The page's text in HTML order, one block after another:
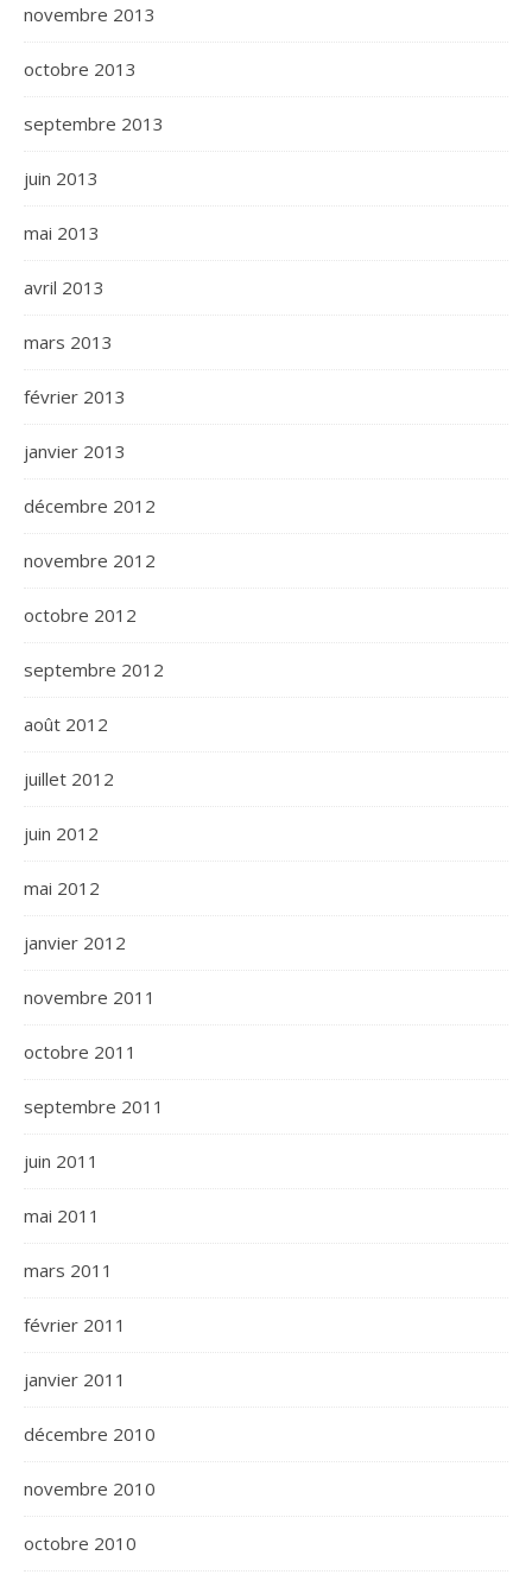
novembre 2013
octobre 2013
septembre 2013
juin 2013
mai 2013
avril 2013
mars 2013
février 2013
janvier 2013
décembre 2012
novembre 2012
octobre 2012
septembre 2012
août 2012
juillet 2012
juin 2012
mai 2012
janvier 2012
novembre 2011
octobre 2011
septembre 2011
juin 2011
mai 2011
mars 2011
février 2011
janvier 2011
décembre 2010
novembre 2010
octobre 2010